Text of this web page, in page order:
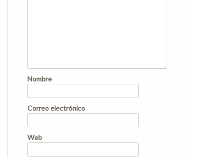
Nombre
Correo electrónico
Web